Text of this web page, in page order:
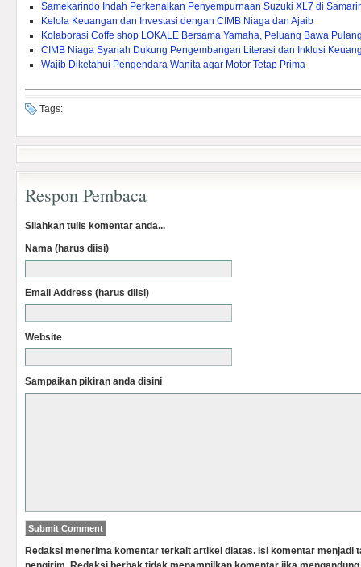
Samekarindo Indah Perkenalkan Penyempurnaan Suzuki XL7 di
Kelola Keuangan dan Investasi dengan CIMB Niaga dan Ajaib
Kolaborasi Coffe shop LOKALE Bersama Yamaha, Peluang Bawa
CIMB Niaga Syariah Dukung Pengembangan Literasi dan Inklusi
Wajib Diketahui Pengendara Wanita agar Motor Tetap Prima
Tags:
Respon Pembaca
Silahkan tulis komentar anda...
Nama (harus diisi)
Email Address (harus diisi)
Website
Sampaikan pikiran anda disini
Redaksi menerima komentar terkait artikel diatas. Isi komentar menjadi